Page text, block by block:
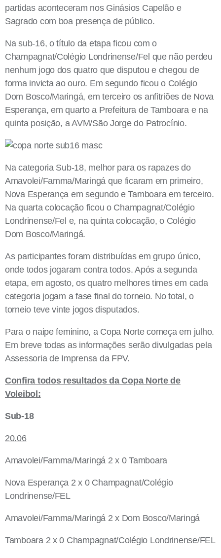
partidas aconteceram nos Ginásios Capelão e
Sagrado com boa presença de público.
Na sub-16, o título da etapa ficou com o
Champagnat/Colégio Londrinense/Fel que não perdeu
nenhum jogo dos quatro que disputou e chegou de
forma invicta ao ouro. Em segundo ficou o Colégio
Dom Bosco/Maringá, em terceiro os anfitriões de Nova
Esperança, em quarto a Prefeitura de Tamboara e na
quinta posição, a AVM/São Jorge do Patrocínio.
Na categoria Sub-18, melhor para os rapazes do
Amavolei/Famma/Maringá que ficaram em primeiro,
Nova Esperança em segundo e Tamboara em terceiro.
Na quarta colocação ficou o Champagnat/Colégio
Londrinense/Fel e, na quinta colocação, o Colégio
Dom Bosco/Maringá.
As participantes foram distribuídas em grupo único,
onde todos jogaram contra todos. Após a segunda
etapa, em agosto, os quatro melhores times em cada
categoria jogam a fase final do torneio. No total, o
torneio teve vinte jogos disputados.
Para o naipe feminino, a Copa Norte começa em julho.
Em breve todas as informações serão divulgadas pela
Assessoria de Imprensa da FPV.
Confira todos resultados da Copa Norte de
Voleibol:
Sub-18
20.06
Amavolei/Famma/Maringá 2 x 0 Tamboara
Nova Esperança 2 x 0 Champagnat/Colégio
Londrinense/FEL
Amavolei/Famma/Maringá 2 x Dom Bosco/Maringá
Tamboara 2 x 0 Champagnat/Colégio Londrinense/FEL